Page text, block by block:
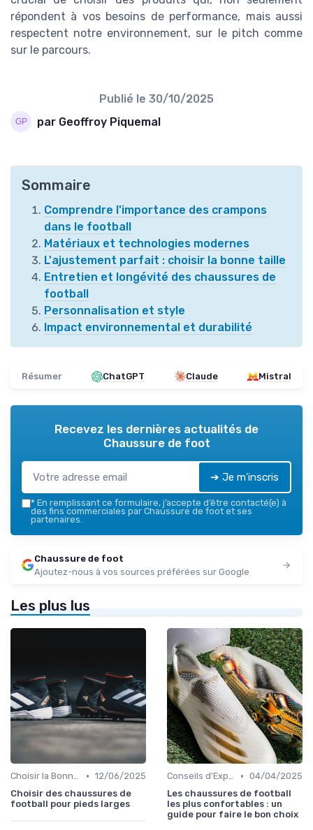
répondent à vos besoins de performance, mais aussi
respectent notre environnement, sur le pitch comme
sur le parcours.
Publié le 30/10/2025
par Geoffroy Piquemal
Sommaire
Comprendre l'importance des crampons
dans le football
Matériaux et technologies modernes
L'ajustement parfait : choisir la bonne taille
Entretien et longévité des chaussures de
football
Personnalisation et style
Impact environnemental et durabilité
Résumer ChatGPT Claude Mistral
Recevez les dernières actualités de
Chaussure de foot
➔ Je m'inscris
* En remplissant ce formulaire, j’accepte d’être contacté(e) à
des fins commerciales par Chaussure de foot et ses
partenaires.
Chaussure de foot
Ajoutez-nous à vos sources préférées sur Google
Les plus lus
Choisir la Bonne Taille • 12/06/2025
Choisir des chaussures de
football pour pieds larges
Conseils d'Experts • 04/04/2025
Les chaussures de football
les plus confortables : un
guide pour faire le bon choix